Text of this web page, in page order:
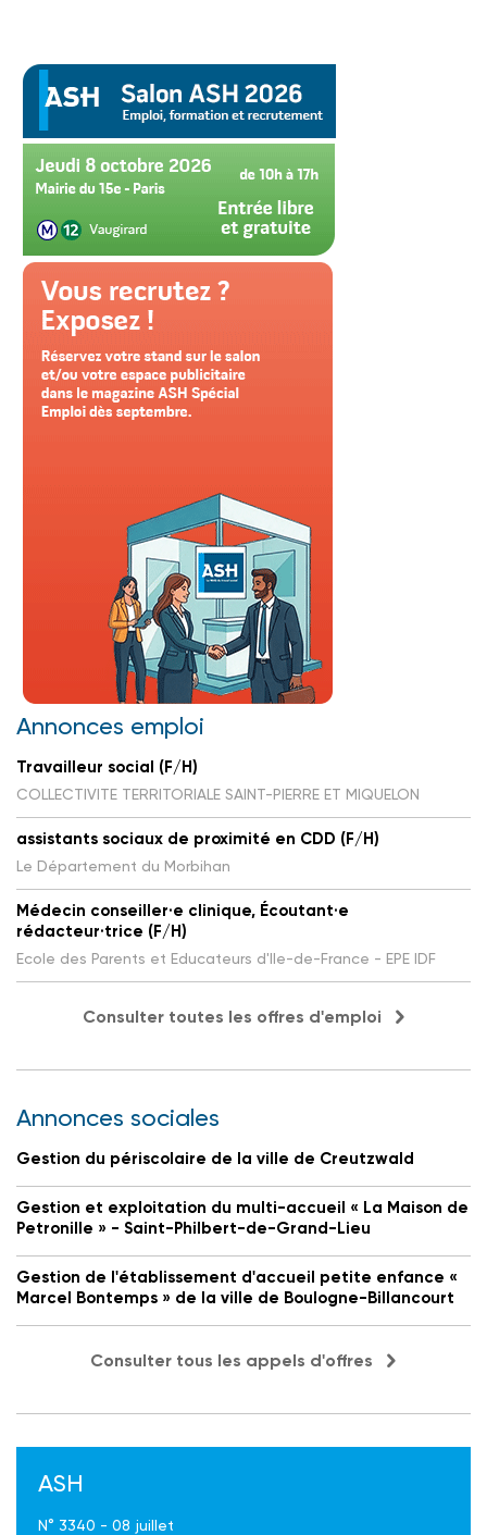
Annonces emploi
Travailleur social (F/H)
COLLECTIVITE TERRITORIALE SAINT-PIERRE ET MIQUELON
assistants sociaux de proximité en CDD (F/H)
Le Département du Morbihan
Médecin conseiller·e clinique, Écoutant·e
rédacteur·trice (F/H)
Ecole des Parents et Educateurs d'Ile-de-France - EPE IDF
Consulter toutes les offres d'emploi
Annonces sociales
Gestion du périscolaire de la ville de Creutzwald
Gestion et exploitation du multi-accueil « La Maison de
Petronille » - Saint-Philbert-de-Grand-Lieu
Gestion de l'établissement d'accueil petite enfance «
Marcel Bontemps » de la ville de Boulogne-Billancourt
Consulter tous les appels d'offres
ASH
N° 3340 - 08 juillet